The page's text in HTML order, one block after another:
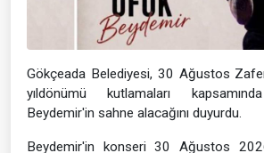
Gökçeada Belediyesi, 30 Ağustos Zafer
yıldönümü kutlamaları
Beydemir'in sahne alacağını duyurdu.
Beydemir'in konseri 30 Ağustos